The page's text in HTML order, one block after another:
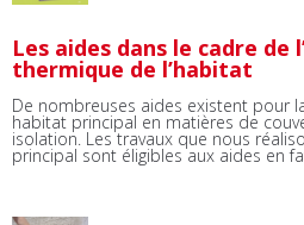
Les aides dans le cadre de
thermique de l’habitat
De nombreuses aides existent pour
habitat principal en matières de
isolation. Les travaux que nous
principal sont éligibles aux aides en